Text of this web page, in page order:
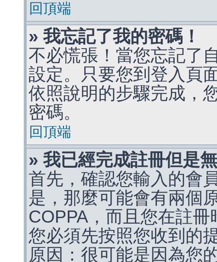
回頂端
» 我忘記了我的密碼！
不必慌張！當您忘記了
設定。只要您到登入頁
依照說明的步驟完成，
密碼。
回頂端
» 我已經完成註冊但是
首先，確認您輸入的會
是，那麼可能會有兩個
COPPA，而且您在註
您必須先按照您收到的
原因：很可能是因為您